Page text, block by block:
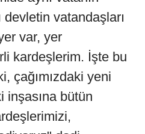
devletin vatandaşları
var, yer
kardeşlerim. İşte bu
çağımızdaki yeni
inşasına bütün